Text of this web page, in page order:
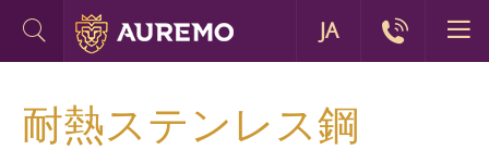
耐熱ステンレス鋼
JA